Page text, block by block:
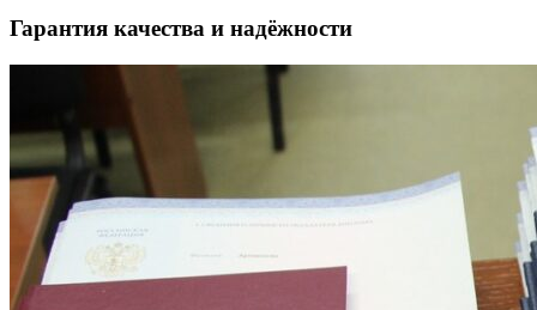
Гарантия качества и надёжности